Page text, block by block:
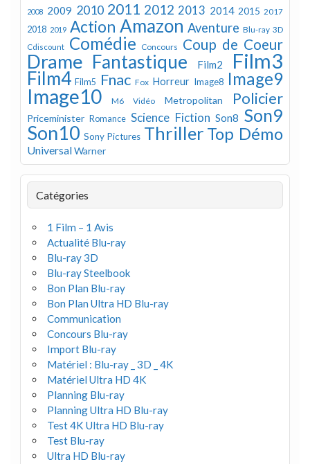
2008 2009 2010 2011 2012 2013 2014 2015 2017
2018 2019 Action Amazon Aventure Blu-ray 3D
Cdiscount Comédie Concours Coup de Coeur
Drame Fantastique Film2 Film3
Film4 Film5 Fnac Fox Horreur Image8 Image9
Image10 M6 Vidéo Metropolitan Policier
Priceminister Romance Science Fiction Son8 Son9
Son10 Sony Pictures Thriller Top Démo
UniversalWarner
Catégories
1 Film – 1 Avis
Actualité Blu-ray
Blu-ray 3D
Blu-ray Steelbook
Bon Plan Blu-ray
Bon Plan Ultra HD Blu-ray
Communication
Concours Blu-ray
Import Blu-ray
Matériel : Blu-ray _ 3D _ 4K
Matériel Ultra HD 4K
Planning Blu-ray
Planning Ultra HD Blu-ray
Test 4K Ultra HD Blu-ray
Test Blu-ray
Ultra HD Blu-ray